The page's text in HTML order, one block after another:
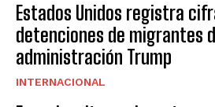
Estados Unidos registra
detenciones de migrantes
administración Trump
INTERNACIONAL